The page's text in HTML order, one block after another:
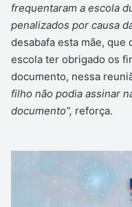
frequentaram a escola
penalizados por causa
desabafa esta mãe, que
escola ter obrigado os
documento, nessa
filho não podia assinar
documento”, reforça.